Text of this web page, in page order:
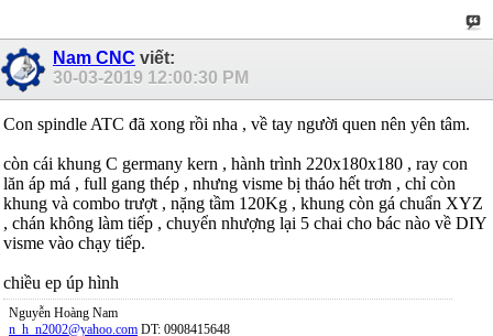
Nam CNC viết:
30-03-2019 12:00:30 PM
Con spindle ATC đã xong rồi nha , về tay người quen nên yên tâm.
còn cái khung C germany kern , hành trình 220x180x180 , ray con
lăn áp má , full gang thép , nhưng visme bị tháo hết trơn , chỉ còn
khung và combo trượt , nặng tầm 120Kg , khung còn gá chuẩn XYZ
, chán không làm tiếp , chuyển nhượng lại 5 chai cho bác nào về DIY
visme vào chạy tiếp.
chiều ep úp hình
Nguyễn Hoàng Nam
n_h_n2002@yahoo.com DT: 0908415648